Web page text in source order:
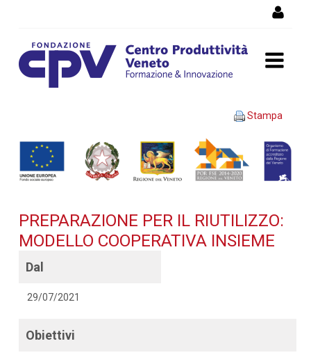
PREPARAZIONE PER IL
RIUTILIZZO: MODELLO
COOPERATIVA INSIEME -
formazione
Stampa
PREPARAZIONE PER IL RIUTILIZZO:
MODELLO COOPERATIVA INSIEME
Dal
29/07/2021
Obiettivi